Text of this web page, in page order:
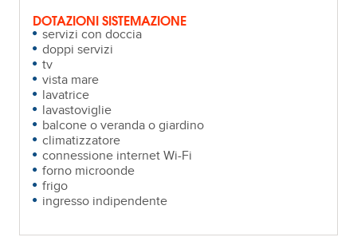
DOTAZIONI SISTEMAZIONE
servizi con doccia
doppi servizi
tv
vista mare
lavatrice
lavastoviglie
balcone o veranda o giardino
climatizzatore
connessione internet Wi-Fi
forno microonde
frigo
ingresso indipendente